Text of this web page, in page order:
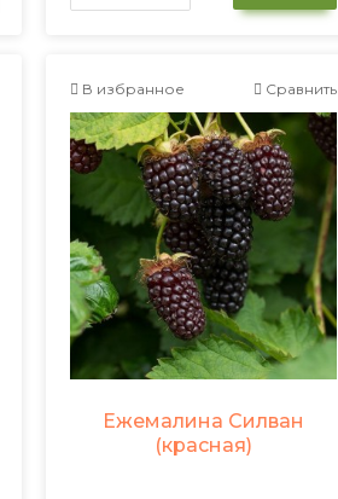
В избранное Сравнить
Ежемалина Силван
(красная)